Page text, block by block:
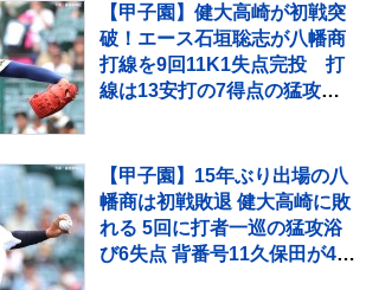
【甲子園】健大高崎が初戦突
破！エース石垣聡志が八幡商
打線を9回11K1失点完投 打
線は13安打の7得点の猛攻で
【甲子園】15年ぶり出場の八
幡商は初戦敗退 健大高崎に敗
れる 5回に打者一巡の猛攻浴
び6失点 背番号11久保田が4回